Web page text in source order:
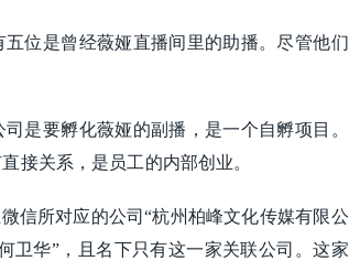
位是曾经薇娅直播间里的助播。尽管他们
是要孵化薇娅的副播，是一个自孵项目。
接关系，是员工的内部创业。
信所对应的公司“杭州柏峰文化传媒有限公
卫华”，且名下只有这一家关联公司。这家